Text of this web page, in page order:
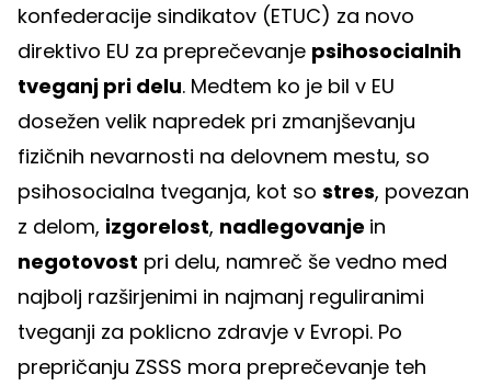
konfederacije sindikatov (ETUC) za novo
direktivo EU za preprečevanje psihosocialnih
tveganj pri delu. Medtem ko je bil v EU
dosežen velik napredek pri zmanjševanju
fizičnih nevarnosti na delovnem mestu, so
psihosocialna tveganja, kot so stres, povezan
z delom, izgorelost, nadlegovanje in
negotovost pri delu, namreč še vedno med
najbolj razširjenimi in najmanj reguliranimi
tveganji za poklicno zdravje v Evropi. Po
prepričanju ZSSS mora preprečevanje teh